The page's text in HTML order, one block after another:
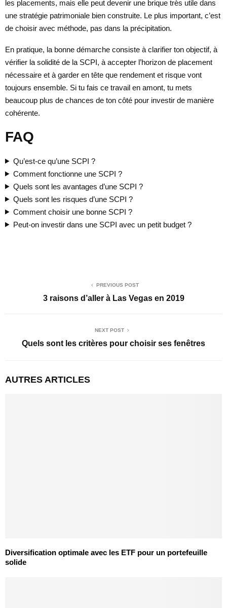
les placements, mais elle peut devenir une brique très utile dans
une stratégie patrimoniale bien construite. Le plus important, c’est
de choisir avec méthode, pas dans la précipitation.
En pratique, la bonne démarche consiste à clarifier ton objectif, à
vérifier la solidité de la SCPI, à accepter l’horizon de placement
nécessaire et à garder en tête que rendement et risque vont
toujours ensemble. Si tu fais ce travail en amont, tu mets
beaucoup plus de chances de ton côté pour investir de manière
cohérente.
FAQ
Qu’est-ce qu’une SCPI ?
Comment fonctionne une SCPI ?
Quels sont les avantages d’une SCPI ?
Quels sont les risques d’une SCPI ?
Comment choisir une bonne SCPI ?
Peut-on investir dans une SCPI avec un petit budget ?
PREVIOUS POST
3 raisons d’aller à Las Vegas en 2019
NEXT POST
Quels sont les critères pour choisir ses fenêtres
AUTRES ARTICLES
Diversification optimale avec les ETF pour un portefeuille
solide